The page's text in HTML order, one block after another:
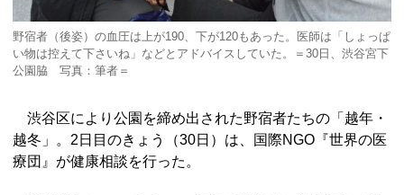
野宿者（後姿）の血圧は上が190、下が120もあった。医師は「しょっぱ
い物は控えて下さいね」などとアドバイスしていた。＝30日、渋谷宮下
公園脇 写真：筆者＝
渋谷区により公園を締め出された野宿者たちの「越年・
越冬」。2日目のきょう（30日）は、国際NGO『世界の医
療団』が健康相談を行った。